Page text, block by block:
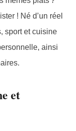
! Né d’un réel
sport et cuisine
ainsi
et